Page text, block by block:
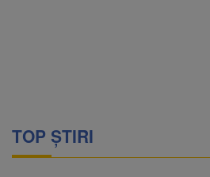
TOP ȘTIRI